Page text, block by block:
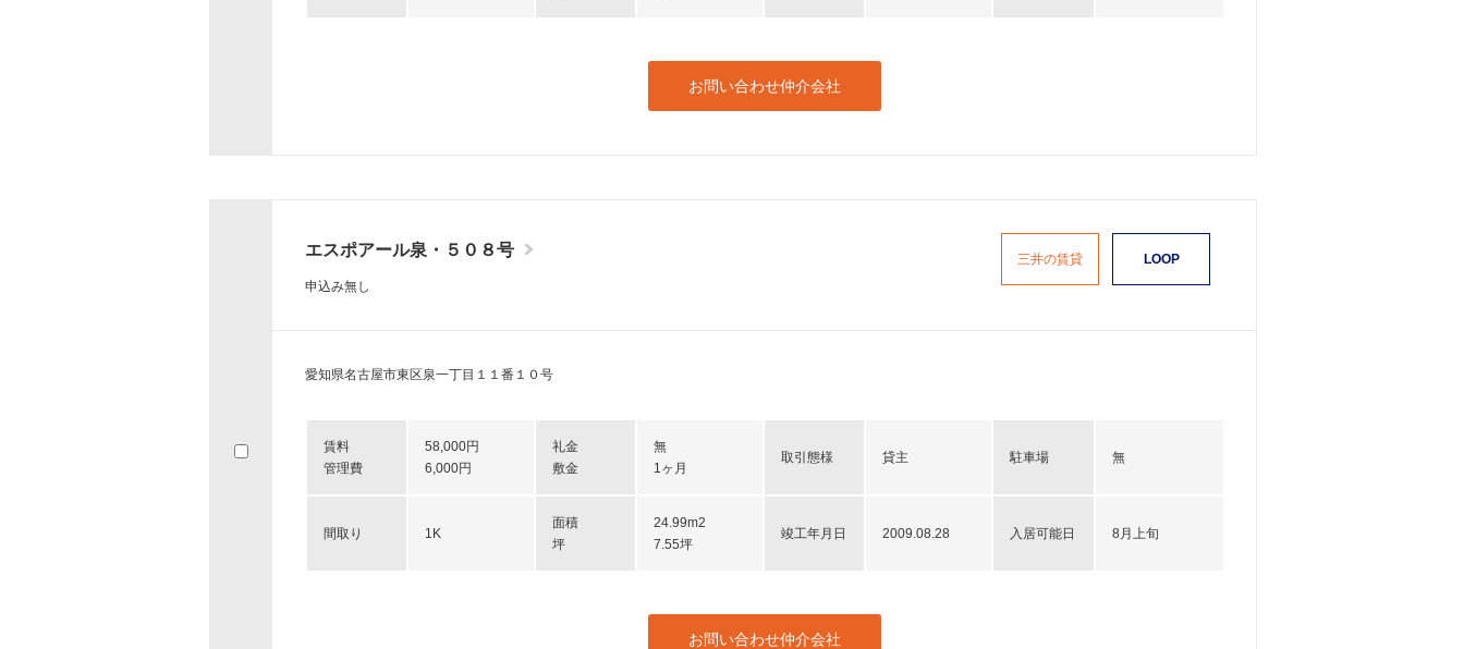
お問い合わせ仲介会社
エスポアール泉・５０８号
申込み無し
三井の賃貸 LOOP
愛知県名古屋市東区泉一丁目１１番１０号
賃料
管理費
58,000円
6,000円
礼金
敷金
無
1ヶ月
取引態様 貸主 駐車場 無
間取り 1K
面積
坪
24.99m2
7.55坪
竣工年月日 2009.08.28 入居可能日 8月上旬
お問い合わせ仲介会社